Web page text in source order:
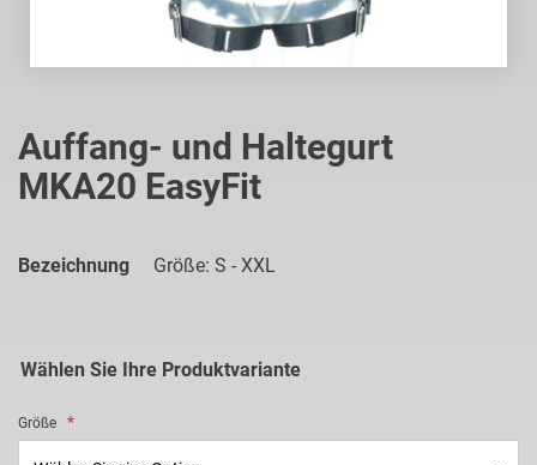
Auffang- und Haltegurt
MKA20 EasyFit
Bezeichnung Größe: S - XXL
Wählen Sie Ihre Produktvariante
Größe
Anfang
der
Bildgalerie